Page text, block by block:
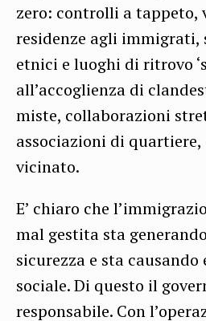
zero: controlli a tappeto,
residenze agli immigrati,
etnici e luoghi di ritrovo
all’accoglienza di
miste, collaborazioni
associazioni di
vicinato.
E’ chiaro che
mal gestita sta
sicurezza e sta
sociale. Di questo il
responsabile. Con